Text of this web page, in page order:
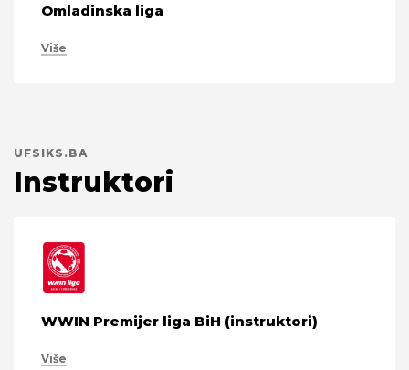
Omladinska liga
Više
UFSIKS.BA
Instruktori
WWIN Premijer liga BiH (instruktori)
Više